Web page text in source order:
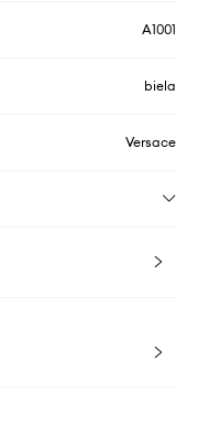
A1001
biela
Versace